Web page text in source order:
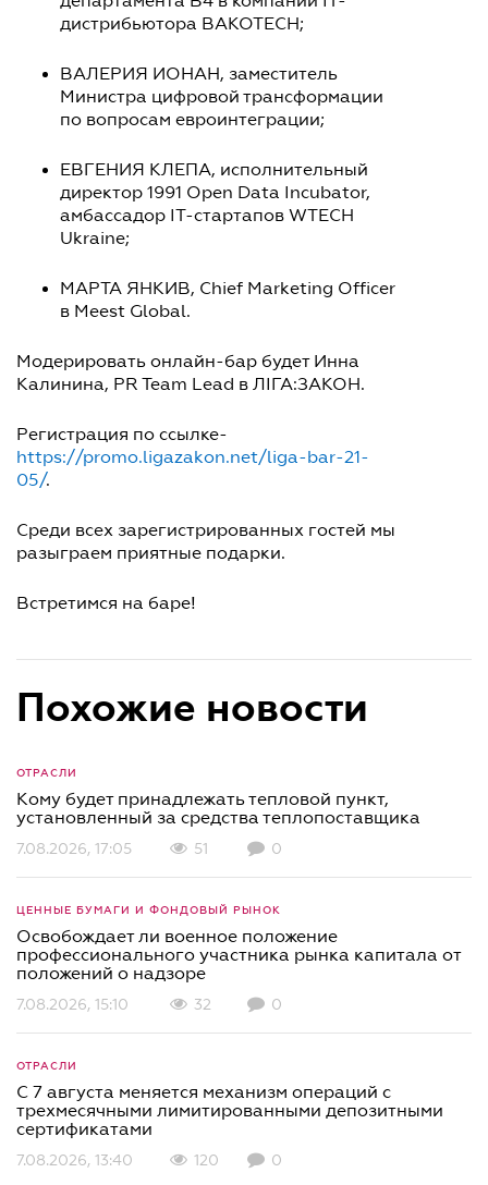
дистрибьютора BAKOTECH;
ВАЛЕРИЯ ИОНАН, заместитель
Министра цифровой трансформации
по вопросам евроинтеграции;
ЕВГЕНИЯ КЛЕПА, исполнительный
директор 1991 Open Data Incubator,
амбассадор IT-стартапов WTECH
Ukraine;
МАРТА ЯНКИВ, Chief Marketing Officer
в Meest Global.
Модерировать онлайн-бар будет Инна
Калинина, PR Team Lead в ЛІГА:ЗАКОН.
Регистрация по ссылке-
https://promo.ligazakon.net/liga-bar-21-
05/.
Среди всех зарегистрированных гостей мы
разыграем приятные подарки.
Встретимся на баре!
Похожие новости
ОТРАСЛИ
Кому будет принадлежать тепловой пункт,
установленный за средства теплопоставщика
7.08.2026, 17:05 51 0
ЦЕННЫЕ БУМАГИ И ФОНДОВЫЙ РЫНОК
Освобождает ли военное положение
профессионального участника рынка капитала от
положений о надзоре
7.08.2026, 15:10 32 0
ОТРАСЛИ
С 7 августа меняется механизм операций с
трехмесячными лимитированными депозитными
сертификатами
7.08.2026, 13:40 120 0